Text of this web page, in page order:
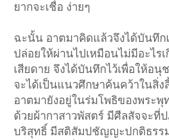
ยากจะเชื่อ ง่ายๆ
ฉะนั้น อาตมาคิดแล้วจึงได้บันทึก
ปล่อยให้ผ่านไปเหมือนไม่มีอะไร
เสียดาย จึงได้บันทึกไว้เพื่อให้อ
จะได้เป็นแนวศึกษาค้นคว้าในสิ่
อาตมายังอยู่ในร่มโพธิของพระ
ด้วยผ้ากาสาวพัสตร์ มีศีลสัจจะที่
บริสุทธิ์ มีสติสัมปชัญญะปกติธรร